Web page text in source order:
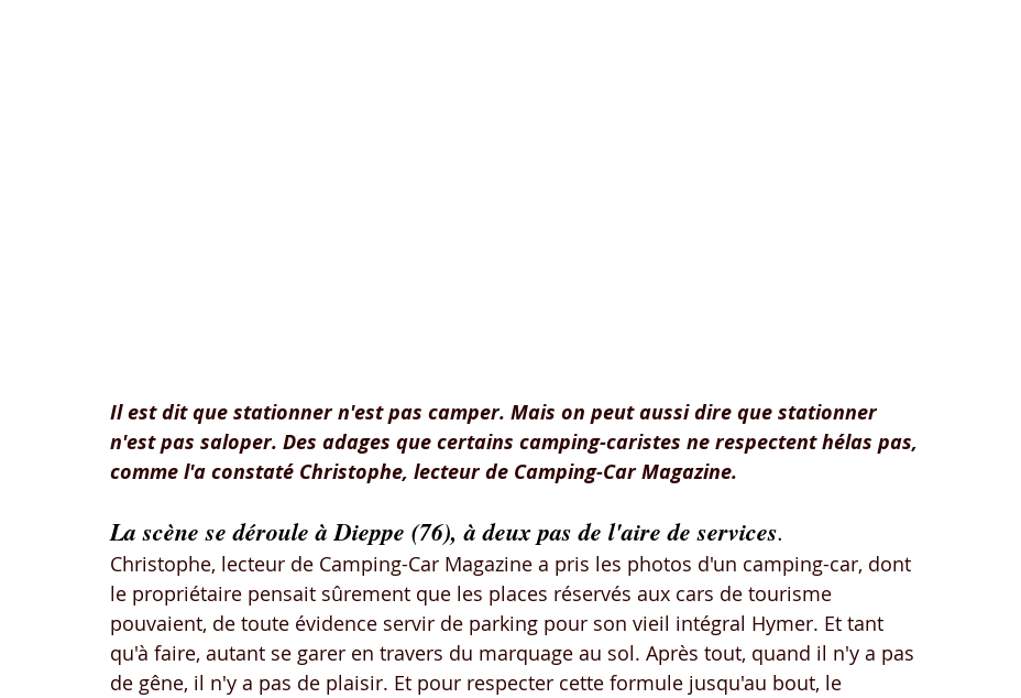
Il est dit que stationner n'est pas camper. Mais on peut aussi dire que stationner
n'est pas saloper. Des adages que certains camping-caristes ne respectent hélas pas,
comme l'a constaté Christophe, lecteur de Camping-Car Magazine.
La scène se déroule à Dieppe (76), à deux pas de l'aire de services.
Christophe, lecteur de Camping-Car Magazine a pris les photos d'un camping-car, dont
le propriétaire pensait sûrement que les places réservés aux cars de tourisme
pouvaient, de toute évidence servir de parking pour son vieil intégral Hymer. Et tant
qu'à faire, autant se garer en travers du marquage au sol. Après tout, quand il n'y a pas
de gêne, il n'y a pas de plaisir. Et pour respecter cette formule jusqu'au bout, le